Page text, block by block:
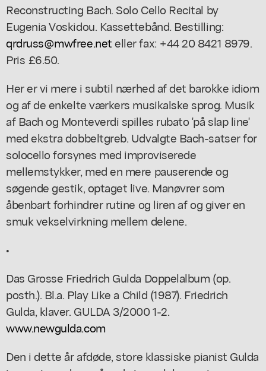
Reconstructing Bach. Solo Cello Recital by
Eugenia Voskidou. Kassettebånd. Bestilling:
qrdruss@mwfree.neteller fax: +44 20 8421 8979.
Pris £6.50.
Her er vi mere i subtil nærhed af det barokke idiom
og af de enkelte værkers musikalske sprog. Musik
af Bach og Monteverdi spilles rubato 'på slap line'
med ekstra dobbeltgreb. Udvalgte Bach-satser for
solocello forsynes med improviserede
mellemstykker, med en mere pauserende og
søgende gestik, optaget live. Manøvrer som
åbenbart forhindrer rutine og liren af og giver en
smuk vekselvirkning mellem delene.
•
Das Grosse Friedrich Gulda Doppelalbum (op.
posth.). Bl.a. Play Like a Child (1987). Friedrich
Gulda, klaver. GULDA 3/2000 1-2.
www.newgulda.com
Den i dette år afdøde, store klassiske pianist Gulda